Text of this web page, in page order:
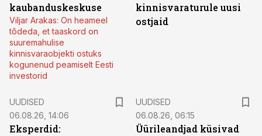
kaubanduskeskuse
Viljar Arakas: On heameel
tõdeda, et taaskord on
suuremahulise
kinnisvaraobjekti ostuks
kogunenud peamiselt Eesti
investorid
kinnisvaraturule uusi
ostjaid
UUDISED
06.08.26, 14:06
Eksperdid:
UUDISED
06.08.26, 06:15
Üürileandjad küsivad